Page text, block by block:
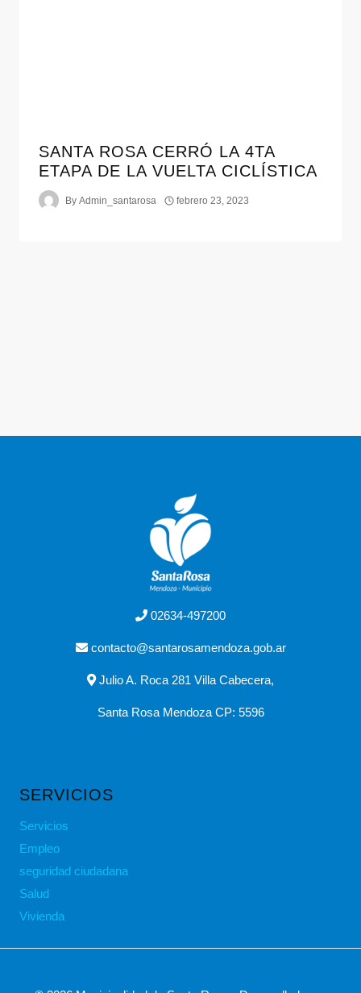
SANTA ROSA CERRÓ LA 4TA
ETAPA DE LA VUELTA CICLÍSTICA
By Admin_santarosa febrero 23, 2023
02634-497200
contacto@santarosamendoza.gob.ar
Julio A. Roca 281 Villa Cabecera,
Santa Rosa Mendoza CP: 5596
SERVICIOS
Servicios
Empleo
seguridad ciudadana
Salud
Vivienda